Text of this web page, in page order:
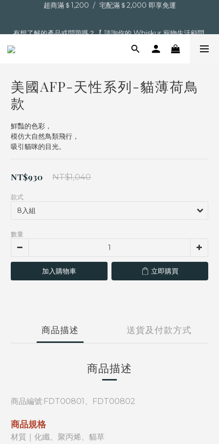
超商滿＄1,200  /  宅配滿＄2,000 即享免運
】
美國AFP-天性系列-貓薄荷鳥
款
鮮豔的色彩，
模仿大自然鳥類飛行，
吸引貓咪的目光。
NT$1,040
NT$930
款式
數量
加入購物車 立即購買
商品描述 送貨及付款方式
商品描述
商品編號:FDT00801、FDT00802
商品規格
材質｜化纖、聚丙烯、貓草